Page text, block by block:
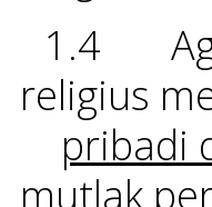
1.4
religius
pribadi
mutlak